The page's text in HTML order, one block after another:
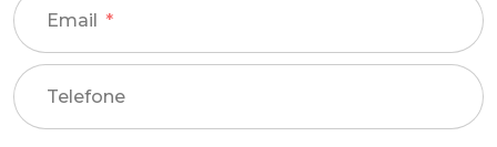
Email
Telefone